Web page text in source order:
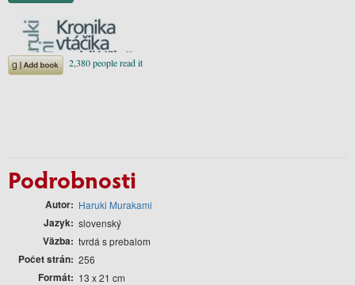
Podrobnosti
Autor Haruki Murakami
Jazyk slovenský
Väzba tvrdá s prebalom
Počet strán 256
Formát 13 x 21 cm